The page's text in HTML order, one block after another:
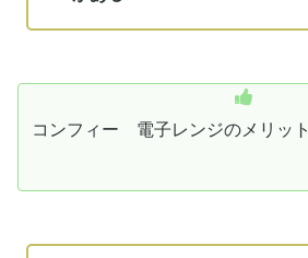
コンフィー 電子レンジのメリット